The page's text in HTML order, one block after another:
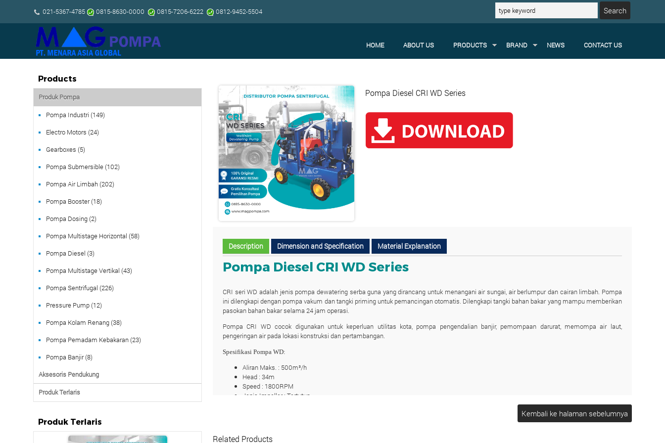
021-5367-4785 0815-8630-0000 0815-7206-6222 0812-9452-5504
HOME ABOUT US PRODUCTS BRAND NEWS CONTACT US
Pompa Diesel CRI WD Series
Description Dimension and Specification Material Explanation
Pompa Diesel CRI WD Series
CRI seri WD adalah jenis pompa dewatering serba guna yang dirancang untuk menangani air sungai, air berlumpur dan cairan limbah. Pompa
ini dilengkapi dengan pompa vakum dan tangki priming untuk pemancingan otomatis. Dilengkapi tangki bahan bakar yang mampu memberikan
pasokan bahan bakar selama 24 jam operasi.
Pompa CRI WD cocok digunakan untuk keperluan utilitas kota, pompa pengendalian banjir, pemompaan darurat, memompa air laut,
pengeringan air pada lokasi konstruksi dan pertambangan.
Spesifikasi Pompa WD:
Aliran Maks. : 500m³/h
Head : 34m
Speed : 1800RPM
Jenis Impeller : Tertutup
Related Products
Products
Produk Pompa
Pompa Industri (149)
Electro Motors (24)
Gearboxes (5)
Pompa Submersible (102)
Pompa Air Limbah (202)
Pompa Booster (18)
Pompa Dosing (2)
Pompa Multistage Horizontal (58)
Pompa Diesel (3)
Pompa Multistage Vertikal (43)
Pompa Sentrifugal (226)
Pressure Pump (12)
Pompa Kolam Renang (38)
Pompa Pemadam Kebakaran (23)
Pompa Banjir (8)
Aksesoris Pendukung
Produk Terlaris
Produk Terlaris